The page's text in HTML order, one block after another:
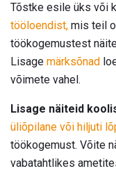
Tõstke esile üks või
tööloendist, mis teil
töökogemustest
Lisage märksõnad
võimete vahel.
Lisage näiteid
üliõpilane või hiljuti
töökogemust. Võite
vabatahtlikes